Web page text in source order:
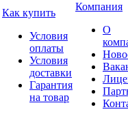
Как купить
Условия
оплаты
Условия
доставки
Гарантия
на товар
Компания
О